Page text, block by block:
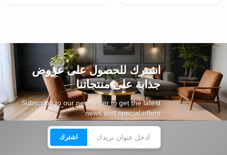
اشترك للحصول على عروض
جذابة على منتجاتنا
Subscribe to our newsletter to get the latest
news and special offers
اشترك